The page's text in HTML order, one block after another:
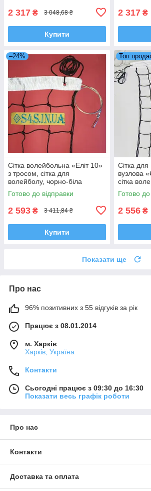
2 317 ₴ 3 048,68 ₴
Купити
2 317 ₴
–24%
Сітка волейбольна «Еліт 10»
з тросом, сітка для
волейболу, чорно-біла
Готово до відправки
2 593 ₴ 3 411,84 ₴
Купити
Топ
Сітка
вузлова
сітка
біла
Готово до
2 556 ₴
Показати ще
Про нас
96% позитивних з 55 відгуків за рік
Працює з 08.01.2014
м. Харків
Харків, Україна
Контакти
Сьогодні працює з 09:30 до 16:30
Показати весь графік роботи
Про нас
Контакти
Доставка та оплата